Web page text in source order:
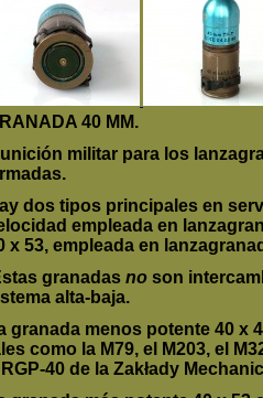
40 MM.
militar para los
dos tipos principales en
empleada en
x 53, empleada en
granadas no son
alta-baja.
granada menos potente 40 x
como la M79, el M203, el
40 de la Zakłady